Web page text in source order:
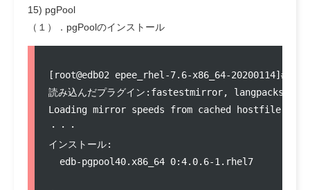
15) pgPool
（１）．pgPoolのインストール
[root@edb02 epee_rhel-7.6-x86_64-20200114]#
読み込んだプラグイン:fastestmirror, langpacks
Loading mirror speeds from cached hostfile
・・・
インストール:
edb-